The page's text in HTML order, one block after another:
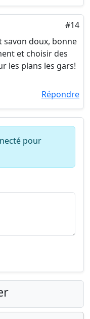
#14
savon doux, bonne
et choisir des
les plans les gars!
Répondre
pour